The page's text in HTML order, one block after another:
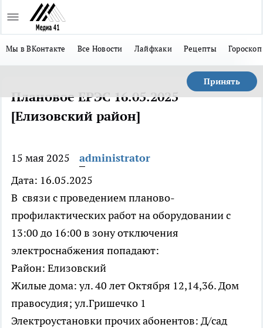
Мы в ВКонтакте Все Новости Лайфхаки Рецепты Гороскоп
Принять
Плановое ЕРЭС 16.05.2025
[Елизовский район]
15 мая 2025
administrator
Дата: 16.05.2025
В связи с проведением планово-
профилактических работ на оборудовании с
13:00 до 16:00 в зону отключения
электроснабжения попадают:
Район: Елизовский
Жилые дома: ул. 40 лет Октября 12,14,36. Дом
правосудия; ул.Гришечко 1
Электроустановки прочих абонентов: Д/сад